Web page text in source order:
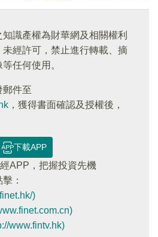
識產權為財華網及相關權利
未經許可，禁止進行轉載、摘
任何使用。
郵件至
，獲得書面確認及授權後，
下載APP
APP，把握投資先機
：
)
www.fintv.hk)